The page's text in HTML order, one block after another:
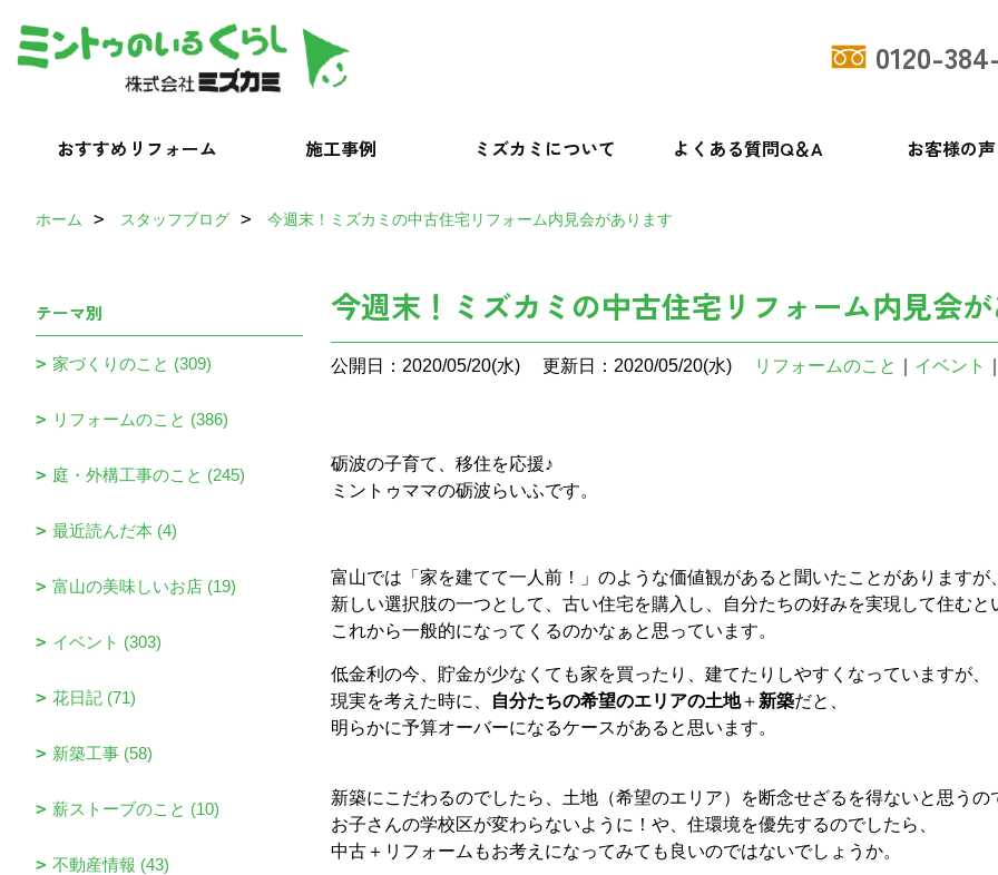
0120-
おすすめリフォーム 施工事例 ミズカミについて よくある質問Q＆A お客様の声
ホーム スタッフブログ 今週末！ミズカミの中古住宅リフォーム内見会があります
今週末！ミズカミの中古住宅リフォーム内見会
公開日：2020/05/20(水) 更新日：2020/05/20(水) リフォームのこと イベント
砺波の子育て、移住を応援♪
ミントゥママの砺波らいふです。
富山では「家を建てて一人前！」のような価値観があると聞いたことがありますが
新しい選択肢の一つとして、古い住宅を購入し、自分たちの好みを実現して住むと
これから一般的になってくるのかなぁと思っています。
低金利の今、貯金が少なくても家を買ったり、建てたりしやすくなっていますが、
現実を考えた時に、
自分たちの希望のエリアの土地＋ 新築だと、
明らかに予算オーバーになるケースがあると思います。
新築にこだわるのでしたら、土地（希望のエリア）を断念せざるを得ないと思うの
お子さんの学校区が変わらないように！や、住環境を優先するのでしたら、
中古＋リフォームもお考えになってみても良いのではないでしょうか。
テーマ別
家づくりのこと (309)
リフォームのこと (386)
庭・外構工事のこと (245)
最近読んだ本 (4)
富山の美味しいお店 (19)
イベント (303)
花日記 (71)
新築工事 (58)
薪ストーブのこと (10)
不動産情報 (43)